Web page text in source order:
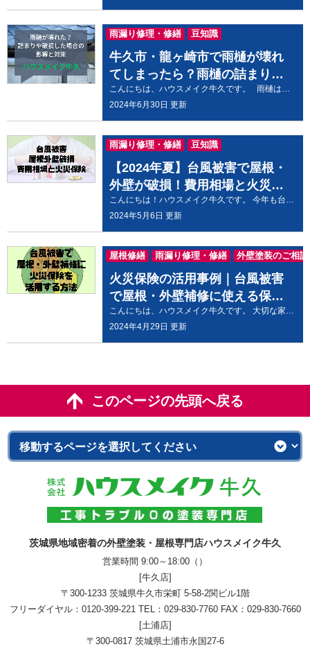
牛久市・龍ヶ崎市で雨樋が壊れ
てしまったら？雨樋の詰まりや
破損の影響と対策
こんにちは、ハウスメイク牛久です。 雨樋は、建物の屋根から雨水を排水するために使用される重要な家の一部です。雨樋が詰まったり破損したりすると、家やその周辺に様々な問題が生じる可能性があります！ 今住んでいる家を長く大事にするには雨樋のメンテナンスがとても大事です。 雨水をうまく排水できないと家の外壁や土台にダメージを与えたり、カビや雨漏りなどの原因になることもあります。雨樋をメンテナンスしないと家の老朽化のスピードを早めてしまいかねません。 今回はそんな雨樋について、外壁塗装・屋根塗装のプロが、「雨樋が詰まる原因」と「詰まりや破損が家に引き起こす影響」、「それに対する対策」についてご説明していきます。 雨樋が詰まる原因３つ 雨樋が詰まる主な原因として下記の３つがあります。 庭木や住宅周辺に植えられた木々の葉が風で飛んできて、雨樋に詰まってしまうケースがあります。家の周りに背の高い木がある場合は気を付けた方がよさそうです。 風で舞い上がった砂や土が少しずつ蓄積し、雨樋が詰まってしまうことが考えられます。海の近くやトラックの交通量が多い地域は砂や土が雨樋にたまりやすいので注意しましょう。 野生の鳥が巣を作り、運ばれてきた葉っぱや泥によって雨樋が詰まってしまうケースは意外に多くあります 。たまには点検を行いましょう。 溜まった土埃などを放置すると、飛んできた草木の種が根を張り雨樋が壊れる原因になります。 雨樋の掃除は年に1回～2回のペースでOKなので、定期的に点検を行うようにしましょう。 なお、雨樋掃除は高所作業となり、転落などの危険が伴います。 もし、少しでも「不安だな…」と感じたら、無理をせずにプロに依頼することをお勧めします。 雨樋が壊れたりゴミで詰まっているときの影響は？ 雨樋は、雨水を屋根から落とし建物の周りに水がたまらないようにする重要な役割を担っています。 そのため、雨樋が壊れたり、ゴミが詰まって正常に雨水を排水できない状態になると、以下のような影響が出ます。 雨水が周囲に流れ落ち、建物の周りに水たまりができる。また雨水が跳ねることで防水が十分でない箇所で予期せぬ浸水が起こる。 雨水が家の中に流れ込み、壁や天井に水漏れが発生する。 雨水が地盤に染み込み、建物の基礎にダメージを与えることがある。 このように雨樋の破損は、大切なお住まいに損害が及ぶことがありますので、ハウスメイク牛久では早急に対処することをオススメしております。 ↓ ↓ ↓ ↓ ↓ ↓ ↓ ↓ ↓ ↓ ↓ ↓ ↓ ↓ ↓ ハウスメイク牛久店へのお見積り・ご相談はお電話またはWebから！ 雨樋が壊れたり詰まってもそのままで大丈夫？ 結論から言うと雨樋が壊れたり、詰まったりした場合、すぐに修理することが望ましいです。 雨樋には雨水による建物の浸食を防ぐという大切な役割があります。 特に、雨季や台風シーズンなど雨が多い時期に雨樋が正常に機能していないと屋根と壁のつなぎ目（軒天）に雨水が伝い、それが染み込むことで雨漏りや外壁の腐食やカビに繋がることとなります。 また、雨水が地盤に染み込み建物の基礎にダメージが行くと補修が大がかりになってしまいます。被害が大きくなる前に早めに修理しましょう。 ただし、雨樋が一時的に壊れている場合やすぐに修理できない場合でも、一時的な対処方法があります。 例えば、雨樋が詰まっている場合は、応急処置として水の流れを作っておくことで詰まりを取り除くことができます。また、雨樋が壊れている場合は、防水シートやタールペーパーなどで仮止めすることができます。 防水シートやタールペーパーは、ホームセンターで手に入れることができますので自分でも応急処置はできそうですね。 しかし、これらの一時的な対処方法は、長期的な解決策としては不十分です。壊れた雨樋は適切な方法で修理することが理想的な対応です。 雨樋の定期的な点検とメンテナンス 雨樋が壊れる主な原因は、経年劣化や外力による破損、ゴミ詰まりなどが挙げられます。雨樋が正常に機能しているかどうかを定期的に点検し、必要に応じてメンテナンスを行うことが重要です。 点検の際には、 雨樋にゴミや落ち葉が詰まっていないか 破損や変形がないか を確認しましょう。 また、定期的に雨樋を清掃・洗浄することで、ゴミや落ち葉の詰まりを防ぎ、雨樋の寿命を延ばすことができます。 詰まりの予防には「落ち葉よけシート」が利用できます。ホームセンターやインターネットで購入した落ち葉よけシートを設置して雨樋の詰まりを予防しましょう。 もし、自分で行う場合は、高所作業となりますので十分な安全対策を講じた上で作業を行うようにしましょう。 なお、雨樋の雨水の排水に関わる部分の工事はプロでも気をつかう作業となります。雨水の排水が不十分であった場合、雨漏りや住宅の躯体の腐食につながる可能性があるので、正直なところDIYでの作業はあまりおすすめしません。 外壁や屋根の塗り替えなど、建物のメンテナンスを計画する際に雨樋も作業対象に加えてみるといいでしょう。 もちろん、プロの業者であれば雨樋の点検とメンテナンスだけを依頼することもできます。 ↓ ↓ ↓ ↓ ↓ ↓ ↓ ↓ ↓ ↓ ↓ ↓ ↓ ↓ ↓ ハウスメイク牛久へメンテナンスご相談はこちらから 雨樋が壊れた？詰まりや破損した場合の影響と対策まとめ 家の雨樋が壊れたりゴミで詰まっていると、雨水が家の中に流れ込んで壁や天井に水漏れが発生するなど、家を老朽化する様々な影響が出る可能性があります。 そのため早急に修理することが重要です。定期的な点検とメンテナンスを行って雨樋の寿命を延ばし、建物全体への被害を防止していきましょう。 また、点検や修理には安全対策をしっかり準備して行うようにしましょう。ケガを負っては元も子もないですからね！ 雨樋や屋根、外壁にご心配なことがありましたら、お気軽に当店までご相談ください。
2024年6月30日 更新
雨漏り修理・修繕 豆知識
【2024年夏】台風被害で屋根・
外壁が破損！費用相場と火災保
険の賢い使い方
こんにちは！ハウスメイク牛久です。 今年も台風シーズンが到来します。 近年は異常気象の影響もあり、台風による被害が拡大しています。強風や豪雨によって、屋根や外壁だけでなく、家全体に大きな被害をもたらす可能性があります。 大切な家を守るために、事前にしっかりと備えておくことが重要です。 そこでハウスメイク牛久より、台風被害に備えておくことの重要性についてお話します。 このページでは、台風ではどのような被害の種類があって、それを修復するにはどれくらいの費用がかかるのかを説明いたします。 被害に合った場合に焦らず対応できるよう準備しておくと不安が解消できるので、この記事を読んで賢く備えておきましょう。 台風被害にあった家の具体的な破損事例 台風では下記のような家の破損が起こる可能性があります。 屋根の破損事例 雨樋の破損・飛散 屋根材の破損・めくれ 野地板の破損 雨漏り 外壁の破損事例 サイディングの破損・飛散 モルタルのひび割れ・剥離 外壁塗装の剥がれ 窓ガラスの破損 雨樋の破損 雨漏り 台風被害による屋根・外壁補修の費用相場 台風や大雨などの自然災害によって、屋根や外壁が破損してしまうと、修理費用が大きな負担となります。 そこで、台風被害による屋根・外壁補修の費用相場と賢く費用を抑えるポイントについて詳しく解説します。 被害状況ごとの補修費用相場 補修内容 費用相場 軽微な破損の補修・瓦のずれ直し・外壁のひび割れ補修・軒天板張り直し・雨樋補修・窓ガラス張替など 5万円～50万円 部分的な破損の補修・瓦の飛散・外壁の一部破損補修など 50万円～100万円 広範囲な破損・屋根葺き替え・外壁全体の張り直しなど 100万円～数百万円 家全体に被害が出ている場合は、家の立て直しを検討する必要があります。その場合は上記以上の金額を考えておいた方がいいでしょう。 賢く費用を抑えるポイント 補修費用が大きくなるとしても、なるべく費用を抑えながら補修依頼する方法を５つ説明します。 １．複数の業者から見積もりを取る: 複数の業者から見積もりを取ることで、比較検討し、最適な業者を選ぶことができます。 ２．火災保険を活用する: 台風被害によって屋根や外壁が破損した場合、火災保険で補償される可能性があります。 ３．補助金の活用: 自治体によっては、台風被害を受けた家屋に対する補助金制度を設けている場合があります。 ４．軽微な破損は自分で修理する: 軽微な破損であれば、自分で修理することで費用を抑えることができます。 ５．業者選びを慎重に行う: 経験豊富な実績のある業者を選ぶことが重要です。 台風被害による屋根・外壁補修費用は、被害状況や修繕方法によって大きく異なります。 賢く費用を抑えるためには、複数の業者から見積もりを取ったり、火災保険や補助金制度を活用したりすることが重要です。 また、業者選びも慎重に行ってください。地元の信頼できる業者に依頼しましょう。 火災保険の賢い使い方 台風被害にあった場合は火災保険で補修費用をカバーできる可能性が高いので、ご自分が加入している保険をご確認ください。 火災保険申請手続きの流れ 基本的には施主様の申請が必要です。加入している保険の証書をよく確認しておいてください。 最初の手順としては、保険会社に問合せをすることです。その際の注意点は「被災した場所はどこですか」「いつの暴風雨によるものですか」など聞かれますので、答えをきちんと用意しておくとよいです。被害箇所を写真で残しておくと間違いないでしょう。 電話で申請を申し込むと郵送で書類が送られてきますので、書面に必要箇所を漏れなく記載してください。 業者に調査を依頼し見積書と写真を添えて書類と一緒に保険会社に送り返します。 結果は１か月前後で電話にて連絡がきます。 掛け金や保険内容、保険会社により異なりますが、大半の方が保険金を受理され工事費に補てんしています。 過去の例でみても、当社の工事費の７割前後の保険金が認められたケースが多々あります。 「屋根の棟の押さえが浮いている。」「瓦が大きくずれてしまった。」「雨樋が破損している。」「外構フェンスが曲がってしまっている」など保険による対応が可能か確認したい場合はハウスメイク牛久までお問合せ下さい。 火災保険の適用範囲 火災保険金の適用範囲や受給に関する注意点を下記ページで詳しく解説しております。こちらもご覧いただき、ご活用ください。 https://ushiku-tosou.com/blog/21520/ 台風被害はハウスメイク牛久にご相談ください。 火災保険に関する無料相談を受け付けております。茨城県にお住まいの方には安心・丁寧な対応と、豊富な経験を持つ職人が責任をもって施工させていただきます。茨城県外のお客様には、豊富な経験と実績を持つ修理業者を紹介させていただきます。 ↓ ↓ ↓ ↓ ↓ ↓ ↓ ↓ ↓ ↓ ↓ ↓ ↓ ↓ ↓ ハウスメイク牛久店へのお見積り・ご相談はお電話またはWebから！ まとめ 大切なお家を台風被害から守るために事前にしっかりと備えておくことが重要です。 台風シーズン前に屋根や外壁などの状態を点検し、必要に応じて補修しておきましょう。特に、経年劣化が進んでいる箇所や、前回の台風で被害を受けた箇所は重点的にチェックしてください。 また、台風の接近情報や避難勧告などの情報は早めに入手するようにしましょう。自治体のホームページや防災アプリなどを活用すると便利です。 台風被害に対する不安や疑問があれば、リフォーム会社などの専門家に相談することをおすすめします。経験豊富なスタッフが、適切なアドバイスやサポートを提供してくれます。 大切な家を守るために、今すぐ行動しましょう！ ハウスメイク牛久では、台風被害に関する無料相談や、屋根や外壁の点検・補修などのサービスを提供しております。お気軽にご相談ください。
2024年5月6日 更新
雨漏り修理・修繕 豆知識
火災保険の活用事例｜台風被害
で屋根・外壁補修に使える保険
の種類を解説
こんにちは、ハウスメイク牛久です。 大切な家が台風や大雨で傷ついてしまったとき、どうしたらいいかすぐに判断するのが難しいですよね。 この記事では外壁や屋根の修理を上手に進めるための方法や、火災保険の活用方法について説明いたします。 あなたの大切な家を安心して過ごせる場所に戻すお手伝いをさせてください。 台風や大雨で被害を受けた場合に火災保険は使える？ 台風や大雨による住宅被害を受けた場合、補修費用は100万円以上にもなる可能性も高く、全額自己負担だと額が大きくて不安になります。こんな場合にどんな保険だったら使えるのか、どのような補修内容なら保険が適用できるのかをご紹介します。 火災保険には種類があります 火災保険にはいくつかの種類があります。以下に、主な火災保険の種類とその補償内容を詳しく説明します。 住宅用火災保険 住宅用の基本的な火災保険です。建物と家財の補償が別々に契約できます。一般住宅が火災・落雷・台風・破裂や爆発などの災害で建物に損害があった場合に補償されます。この保険は屋根や外壁の破損補修に適用されることがあります。 住宅総合保険 住宅火災保険の補償内容にプラスして、落下物、衝突、倒壊、水漏れ、盗難などの損害にも対応します。建物と家財の補償が一緒になっていて、あらゆるリスクに対応できます。この保険は屋根や外壁の破損補修に適用されることがあります。 団地保険 マンションや共同住宅専用の住宅総合保険です。住宅総合保険とほぼ同じ内容で補償をしてくれます。 オールリスクタイプ 自分の生活スタイルや住居タイプに合わせて、補償タイプが選べる火災保険です。付帯サービスも付いていることが多く、カギの紛失や水回りのトラブルなどにも対応しています。この保険は屋根や外壁の破損補修に適用されることがあります。 特約火災保険 住宅金融支援機構や財形住宅金融株式会社などにお金を借りて住宅を建築・購入・リフォームする場合に加入する保険です。火災や落雷、労働争議などで招いてしまった暴力行為や破損行為などと幅広く補償してくれます。 店舗用火災保険 店舗や事業所などの建物にかける火災保険です。普通火災保険と店舗総合保険の2つのタイプがあります。 自分の建築物がどういった保険に入っているか確認してくださいね。また、災害に巻き込まれるのかを想定し、各種火災保険のデメリットとメリットを比較して、最適な保険を選びましょう。 台風被害で屋根・外壁補修に使える火災保険と適用可能な補修内容を解説 大風被害にあってしまった場合、外壁と屋根の修理に火災保険を活用することは可能です。 実際に適用可能な保険の種類と適用可能な補修内容について詳しく説明いたします。 台風被害で使える火災保険の種類 住宅火災保険 一般的な自然災害（火災、落雷、台風、破裂、風災、ひょう、雪災など）による被害を補償するシンプルな保険です。外壁塗装や屋根塗装に使用されることがあります。 住宅総合保険 住宅火災保険よりも広範な補償範囲を持ち、破損、盗難、いたずら、漏水など自然災害以外の災害も対象になります。外壁塗装や屋根塗装にも適用されることがあります。 火災保険の適用範囲 自然災害による被害: 台風、風災、雪災、雨、洪水、土砂崩れ、落雷、地震などの自然災害によって生じた外壁や屋根の破損は火災保険の適用範囲に含まれます。具体的には下記のような場合が保険の補償内容になります。 火災（失火や落雷） 自然災害の一部として、火災による被害が補償されます。建物や家財の損傷、焼失などが含まれます。 風災（台風や竜巻などの強風） 強風によって飛来物が屋根や窓ガラスに当たり、損傷を受けた場合に補償されます。 雹災（ひょう） 雹（ひょう）による建物の損傷や屋根の破損が補償対象です。 雪災 豪雪による屋根の損傷や倒壊が火災保険で補償されます。 水災（洪水、集中豪雨、土砂崩れ） 洪水や集中豪雨による浸水被害、土砂崩れによる建物の損傷が補償されます。 屋根や外壁の破損は下記のような内容が補償対象になります。 ・物理的な飛来物や土砂崩れによって屋根や外壁が破損した場合・台風による雨漏りが起こった場合・台風による強風で雨樋や金属部分が壊れた場合・台風による洪水で浸水被害があった場合 火災保険の対象にならない破損はある？ 火災保険は、予測できない偶然発生してしまった事故により、建物や家財に損害が出た場合に補償されます。 火災保険の適用範囲外となるケースもあるので詳しく説明します。 経年劣化（老朽化）による破損 建物や家財が経年劣化によって損傷した場合、火災保険の適用範囲外です。例えば、古くなった屋根材や壁のひび割れなどが該当します。 発生して3年以上経過している被害 火災保険は、損害が発生してから3年以内に申請しなければ適用されません。3年以上経過した被害は補償対象外です。 故意に壊した破損 自分自身が故意に建物や家財を壊した場合、火災保険の適用範囲外です。 この中でも特に経年劣化によるひび割れや老朽化による破損は火災保険の適用範囲外になってしまうので、台風による被害なのに経年劣化の破損と判断されないようにしなければいけません。 この判断を行うのは保険会社ですが、破損個所が保険の適用外になってしまうと困りますよね。 これを防ぐために地元のリフォーム会社に先に相談しておくことお勧めします。 破損個所や補修箇所の判断、また補修金額の概算をしてもらってください。 ハウスメイク牛久では火災保険の適用範囲に詳しいスタッフがおりますので、お電話またはWebからご相談いただけましたらすぐに対応させていただきます。 ↓ ↓ ↓ ↓ ↓ ↓ ↓ ↓ ↓ ↓ ↓ ↓ ↓ ↓ ↓ ハウスメイク牛久店へのお見積り・ご相談はお電話またはWebから！ 火災保険を請求する場合に注意することはある？ 火災保険を請求する際には、請求金額がしっかりもらえるように以下のポイントに注意してください。 被害の補修額が20万円未満は請求できない？補修費用が20万円未満の場合は保険請求できない場合があります。補修費用が少額になりそうな場合は事前に業者に保険請求することを相談しましょう。 請求期限に注意すること！被害が発生してから火災保険の請求手続きを始めるまでには、3年の時効があります。早めに請求手続きを進めましょう。 一度保険金が給付された箇所は請求できない！一度保険金が支払われた箇所は、修理をしないと以後申請できないことがあります。修理が必要な場合は早めに対応しましょう。 保険金の8割を一度に受け取ると契約が終了してしまう！保険金の一部を受け取る際には、契約が終了することがあります。適切なタイミングで受け取るようにしましょう。火災保険の請求手続きは慎重に行い、必要な書類を準備して正確に提出することが大切です 火災保険の請求には申請書類や用意する書類があり、すべてを自分で準備するのが難しいと思う方も多いと思います。 ハウスメイク牛久にご相談いただけましたら具体的な保険請求の準備をお手伝いさせていただきます。 電話でのお問い合わせも大歓迎です。 ショールームへお越しいただく際は事前にWebにてお問い合わせいただきますと専門スタッフがお客様のご自宅に合わせたご提案をさせてきます。 台風被害で屋根・外壁補修に火災保険を活用する方法まとめ 台風や大雨などの自然災害で、お住まいの屋根や外壁が破損してしまった場合、火災保険を活用して修理費用を補償することが可能です。 火災保険の種類があり住宅宅火災保険と住宅総合保険が自然災害による修理費用に適用できます。 適用可能な補修内容は、飛来物や土砂崩れによる屋根・外壁の破損、台風による雨漏りや外装破損、台風による洪水による浸水被害に適用されます。 逆に火災保険に適用されないのは、経年劣化（老朽化）による破損や発生して3年以上経過している被害、あと故意に壊した破損などが挙げられます。 火災保険を請求する場合に気を付けなければならない注意点があるため、先に地元の業者に相談することをおすすめします。 ハウスメイク牛久では、火災保険の適用範囲に詳しいスタッフがおりますので、お気軽にご相談ください。 火災保険は、いざという時に備えて加入しておくことが大切です。加入状況を確認して必要に応じて補償内容を見直しておきましょう。
2024年4月29日 更新
屋根修繕 雨漏り修理・修繕 外壁塗装のご相談
このページの先頭へ戻る
茨城県地域密着の外壁塗装・屋根専門店ハウスメイク牛久
営業時間 9:00～18:00（）
[牛久店]
〒300-1233 茨城県牛久市栄町 5-58-2関ビル1階
フリーダイヤル： 0120-399-221TEL： 029-830-7760FAX：029-830-7660
[土浦店]
〒300-0817 茨城県土浦市永国27-6